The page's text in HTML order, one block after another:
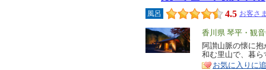
風呂 4.5 お客さ
エ
リ
ア
香川県 琴平・観
特
徴
阿讃山脈の懐に
和む里山で、暮
お気に入りに